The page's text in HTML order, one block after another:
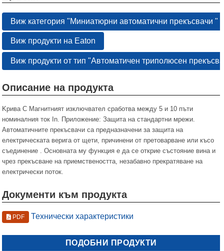
Виж категория "Миниатюрни автоматични прекъсвачи "
Виж продукти на Eaton
Виж продукти от тип "Автоматичен триполюсен
Описание на продукта
Kрива С Магнитният изключвател сработва между 5 и 10 пъти
номиналния ток In. Приложение: Защита на стандартни мрежи.
Автоматичните прекъсвачи са предназначени за защита на
електрическата верига от щети, причинени от претоварване или късо
съединение . Основната му функция е да се открие състояние вина и
чрез прекъсване на приемствеността, незабавно прекратяване на
електрически поток.
Документи към продукта
PDF Технически характеристики
ПОДОБНИ ПРОДУКТИ